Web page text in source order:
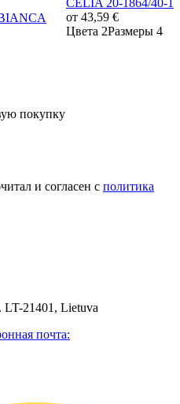
BIANCA
от 43,59 €
Цвета 2Размеры 4
покупку
и согласен с политика
LT-21401, Lietuva
почта: